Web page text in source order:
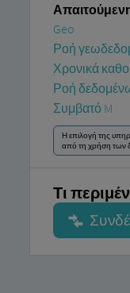
Geo
Ροή
Χρονικά
Ροή
Συμβατό M
Η επιλογή της
από τη χρήση των
Τι